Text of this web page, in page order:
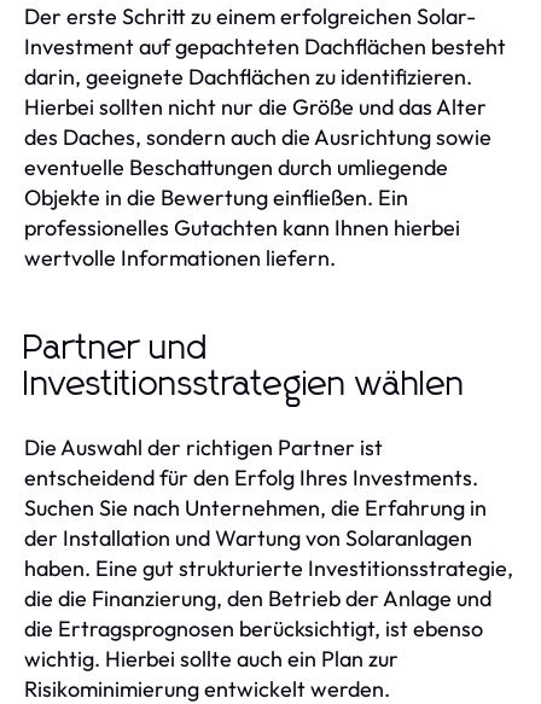
Der erste Schritt zu einem erfolgreichen Solar-
Investment auf gepachteten Dachflächen besteht
darin, geeignete Dachflächen zu identifizieren.
Hierbei sollten nicht nur die Größe und das Alter
des Daches, sondern auch die Ausrichtung sowie
eventuelle Beschattungen durch umliegende
Objekte in die Bewertung einfließen. Ein
professionelles Gutachten kann Ihnen hierbei
wertvolle Informationen liefern.
Partner und
Investitionsstrategien wählen
Die Auswahl der richtigen Partner ist
entscheidend für den Erfolg Ihres Investments.
Suchen Sie nach Unternehmen, die Erfahrung in
der Installation und Wartung von Solaranlagen
haben. Eine gut strukturierte Investitionsstrategie,
die die Finanzierung, den Betrieb der Anlage und
die Ertragsprognosen berücksichtigt, ist ebenso
wichtig. Hierbei sollte auch ein Plan zur
Risikominimierung entwickelt werden.